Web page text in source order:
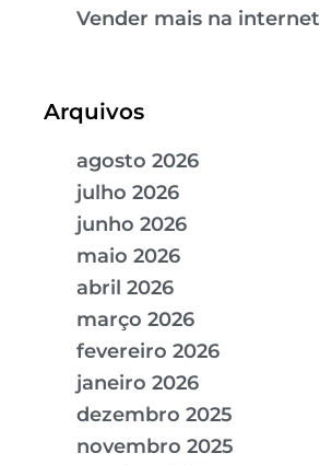
Vender mais na internet
Arquivos
agosto 2026
julho 2026
junho 2026
maio 2026
abril 2026
março 2026
fevereiro 2026
janeiro 2026
dezembro 2025
novembro 2025